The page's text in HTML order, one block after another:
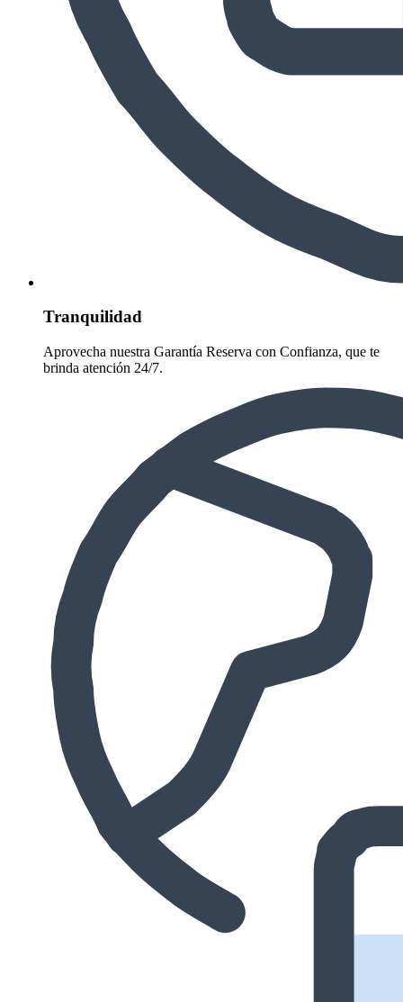
Tranquilidad
Aprovecha nuestra Garantía Reserva con Confianza, que te
brinda atención 24/7.